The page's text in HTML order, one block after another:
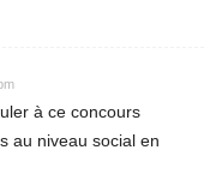
à ce concours
au niveau social en